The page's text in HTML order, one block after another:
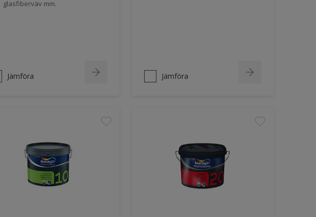
glasfiberväv mm.
Jämföra Jämföra